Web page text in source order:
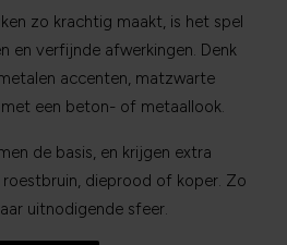
zo krachtig maakt, is het spel
en verfijnde afwerkingen. Denk
accenten, matzwarte
een beton- of metaallook.
de basis, en krijgen extra
dieprood of koper. Zo
uitnodigende sfeer.